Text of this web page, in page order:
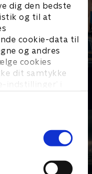
dig den bedste
og til at
cookie-data til
og andres
cookies
dit samtykke
indstillinger’ i
PLAYER